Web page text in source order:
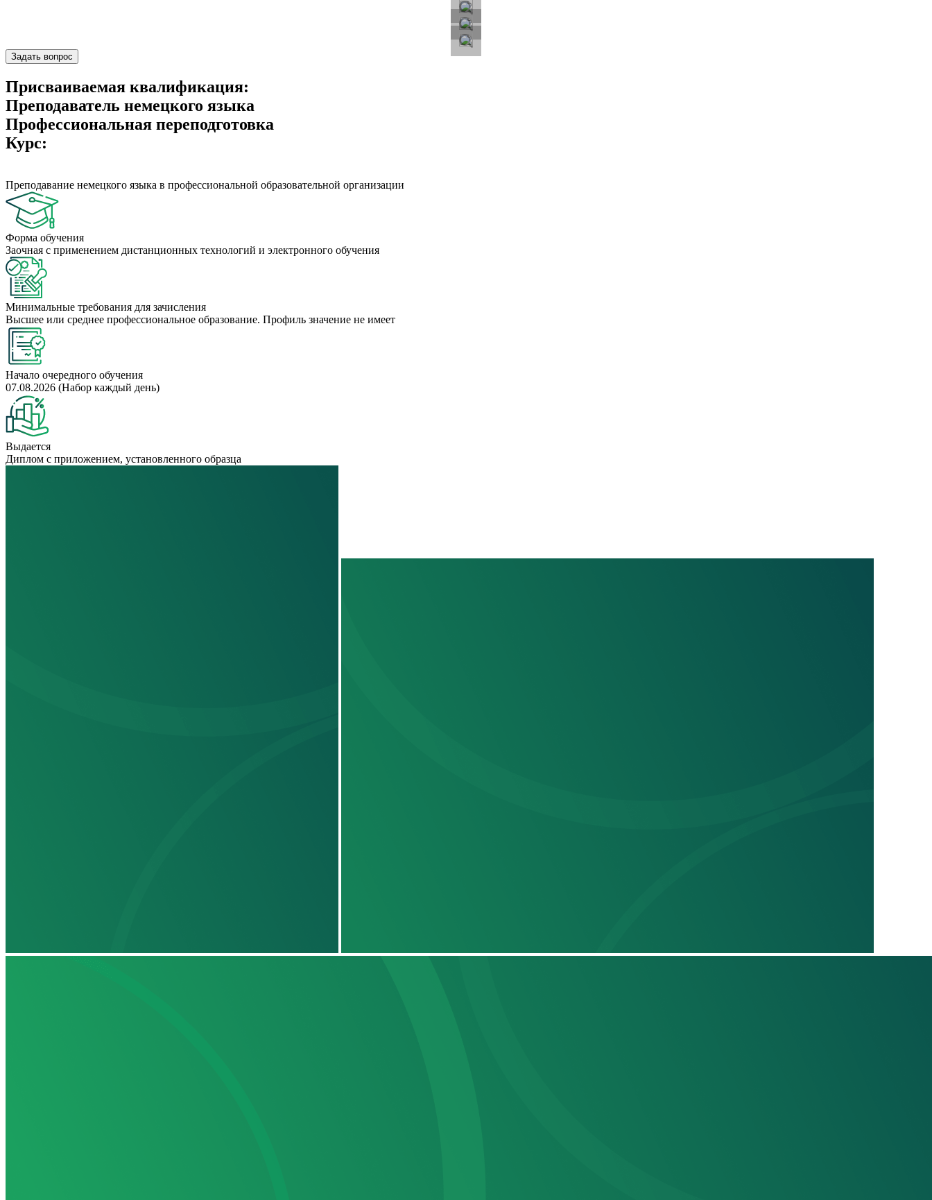
Задать вопрос
Присваиваемая квалификация:
Преподаватель немецкого языка
Профессиональная переподготовка
Курс:
Преподавание немецкого языка в профессиональной образовательной организации
Форма обучения
Заочная с применением дистанционных технологий и электронного обучения
Минимальные требования для зачисления
Высшее или среднее профессиональное образование. Профиль значение не имеет
Начало очередного обучения
07.08.2026 (Набор каждый день)
Выдается
Диплом с приложением, установленного образца